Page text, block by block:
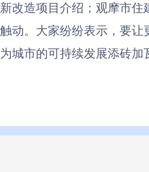
改造项目介绍 ； 观摩市住
动。大家纷纷表示， 要让
为城市的可持续发展添砖加